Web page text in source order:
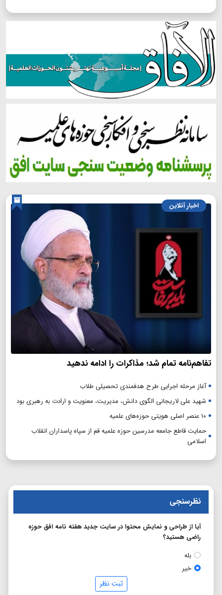
اخبار آنلاین
تفاهم‌نامه تمام شد؛ مذاکرات را ادامه ندهید
آغاز مرحله اجرایی طرح هدفمندی تحصیلی طلاب
شهید علی لاریجانی الگوی دانش، مدیریت، معنویت و ارادت به رهبری بود
۱۰ عنصر اصلی هویتی حوزه‌های علمیه
حمایت قاطع جامعه مدرسین حوزه علمیه قم از سپاه پاسداران انقلاب
اسلامی
نظرسنجی
آیا از طراحی و نمایش محتوا در سایت جدید هفته نامه افق حوزه
راضی هستید؟
بله
خیر
ثبت نظر